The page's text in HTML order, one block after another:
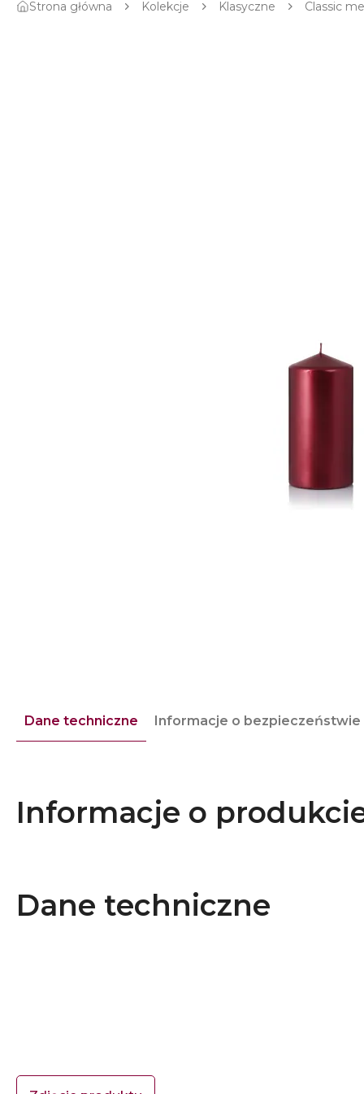
Strona główna Kolekcje Klasyczne Classic
Dane techniczne Informacje o bezpieczeństwie
Informacje o
Dane techniczne